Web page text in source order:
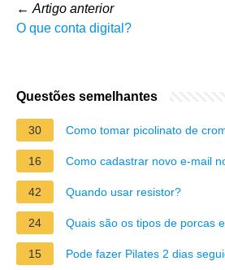
← Artigo anterior
O que conta digital?
Questões semelhantes
30 Como tomar picolinato de
16 Como cadastrar novo e-mail
42 Quando usar resistor?
24 Quais são os tipos de porcas
15 Pode fazer Pilates 2 dias